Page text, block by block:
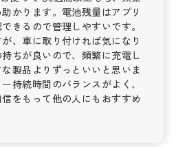
かります。電池残量はアプリ
きるので管理しやすいです。
、車に取り付ければ気になり
ちが良いので、頻繁に充電し
製品よりずっといいと思いま
持続時間のバランスがよく、
をもって他の人にもおすすめ